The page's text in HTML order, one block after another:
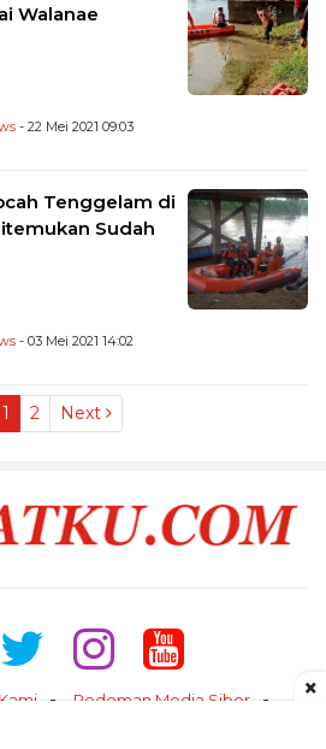
Walanae
- 22 Mei 2021 09:03
Tenggelam di
Sudah
- 03 Mei 2021 14:02
1 2 Next
Pedoman Media Siber
×